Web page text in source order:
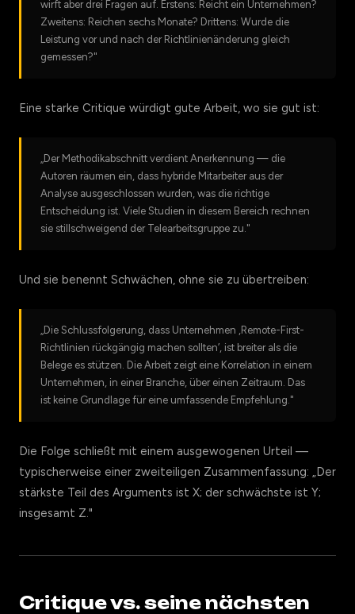
wirft aber drei Fragen auf. Erstens: Reicht ein Unternehmen?
Zweitens: Reichen sechs Monate? Drittens: Wurde die
Leistung vor und nach der Richtlinienänderung gleich
gemessen?"
Eine starke Critique würdigt gute Arbeit, wo sie gut ist:
„Der Methodikabschnitt verdient Anerkennung — die
Autoren räumen ein, dass hybride Mitarbeiter aus der
Analyse ausgeschlossen wurden, was die richtige
Entscheidung ist. Viele Studien in diesem Bereich rechnen
sie stillschweigend der Telearbeitsgruppe zu."
Und sie benennt Schwächen, ohne sie zu übertreiben:
„Die Schlussfolgerung, dass Unternehmen ‚Remote-First-
Richtlinien rückgängig machen sollten’, ist breiter als die
Belege es stützen. Die Arbeit zeigt eine Korrelation in einem
Unternehmen, in einer Branche, über einen Zeitraum. Das
ist keine Grundlage für eine umfassende Empfehlung."
Die Folge schließt mit einem ausgewogenen Urteil —
typischerweise einer zweiteiligen Zusammenfassung: „Der
stärkste Teil des Arguments ist X; der schwächste ist Y;
insgesamt Z."
Critique vs. seine nächsten